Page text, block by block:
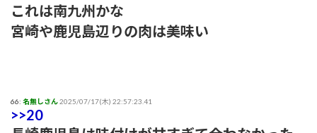
これは南九州かな
宮崎や鹿児島辺りの肉は美味い
66: 名無しさん2025/07/17(木) 22:57:23.41
>>20